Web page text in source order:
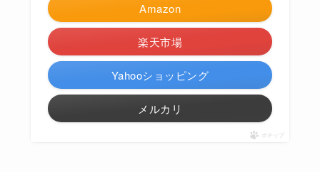
Amazon
楽天市場
Yahooショッピング
メルカリ
ポチップ